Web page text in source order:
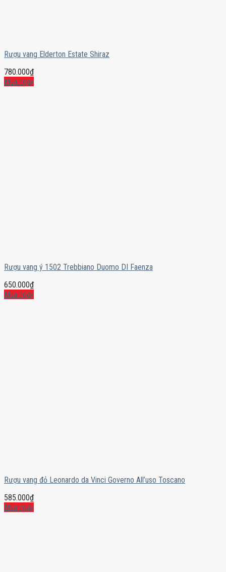
Rượu vang Elderton Estate Shiraz
780.000₫
Mua ngay
Rượu vang ý 1502 Trebbiano Duomo DI Faenza
650.000₫
Mua ngay
Rượu vang đỏ Leonardo da Vinci Governo All’uso Toscano
585.000₫
Mua ngay